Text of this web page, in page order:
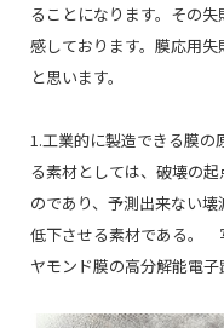
ることになります。その
感しております。膜応用
と思います。
1.工業的に製造できる膜の
る素材としては、破壊の
のであり、予測出来ない
低下させる素材である。
ヤモンド膜の高分解能電